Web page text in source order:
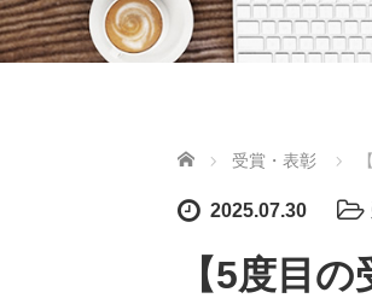
ホーム 受賞・表彰
2025.07.30
【5度目